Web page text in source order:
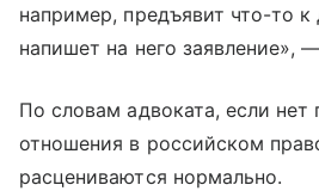
например, предъявит что-то
напишет на него заявление»,
По словам адвоката, если нет
отношения в российском
расцениваются нормально.